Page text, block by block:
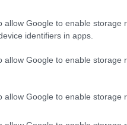
allow Google to enable storage
identifiers in apps.
allow Google to enable storage
allow Google to enable storage
σχετικά με την
πυρά που έπεσαν
για την
για
αμέσως.
Καλιφόρνιας